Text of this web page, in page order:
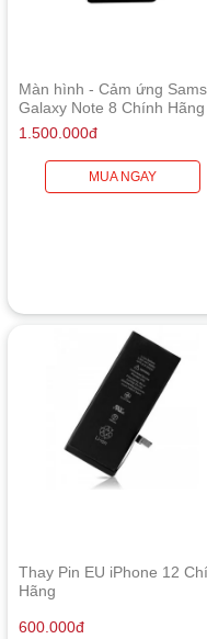
Màn hình - Cảm ứng
Galaxy Note 8 Chính Hãng
1.500.000đ
MUA NGAY
Thay Pin EU iPhone 12
Hãng
600.000đ